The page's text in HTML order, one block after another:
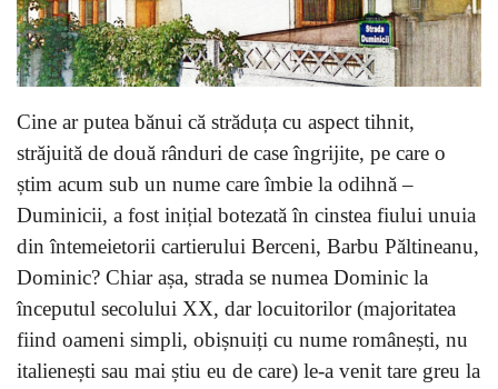
Cine ar putea bănui că străduța cu aspect tihnit,
străjuită de două rânduri de case îngrijite, pe care o
știm acum sub un nume care îmbie la odihnă –
Duminicii, a fost inițial botezată în cinstea fiului unuia
din întemeietorii cartierului Berceni, Barbu Păltineanu,
Dominic? Chiar așa, strada se numea Dominic la
începutul secolului XX, dar locuitorilor (majoritatea
fiind oameni simpli, obișnuiți cu nume românești, nu
italienești sau mai știu eu de care) le-a venit tare greu la